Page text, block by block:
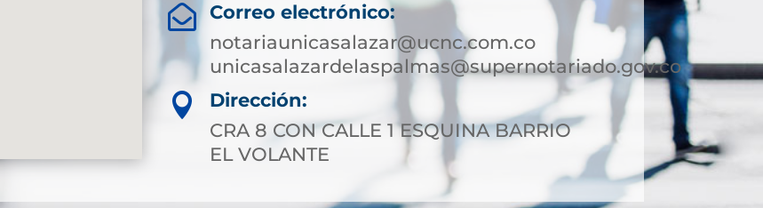

Correo electrónico:
notariaunicasalazar@ucnc.com.co
unicasalazardelaspalmas@supernotariado.gov.co

Dirección:
CRA 8 CON CALLE 1 ESQUINA BARRIO
EL VOLANTE